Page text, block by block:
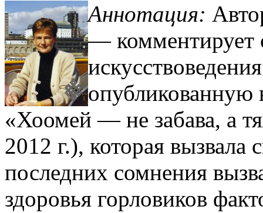
Аннотация:
— комментирует
опубликованную
«Хоомей — не забава, а
2012 г.), которая вызвала
последних сомнения
здоровья горловиков